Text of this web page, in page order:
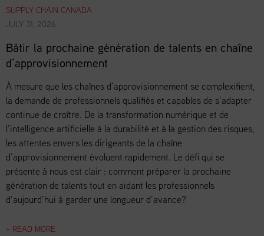
SUPPLY CHAIN CANADA
JULY 31, 2026
Bâtir la prochaine génération de talents en chaîne
d’approvisionnement
À mesure que les chaînes d’approvisionnement se complexifient,
la demande de professionnels qualifiés et capables de s’adapter
continue de croître. De la transformation numérique et de
l’intelligence artificielle à la durabilité et à la gestion des risques,
les attentes envers les dirigeants de la chaîne
d’approvisionnement évoluent rapidement. Le défi qui se
présente à nous est clair : comment préparer la prochaine
génération de talents tout en aidant les professionnels
d’aujourd’hui à garder une longueur d’avance?
+ READ MORE